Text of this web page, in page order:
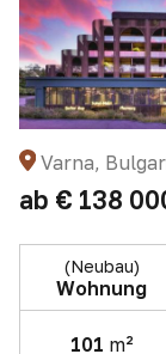
Varna,
ab € 138
(Neubau)
Wohnung
101 m²